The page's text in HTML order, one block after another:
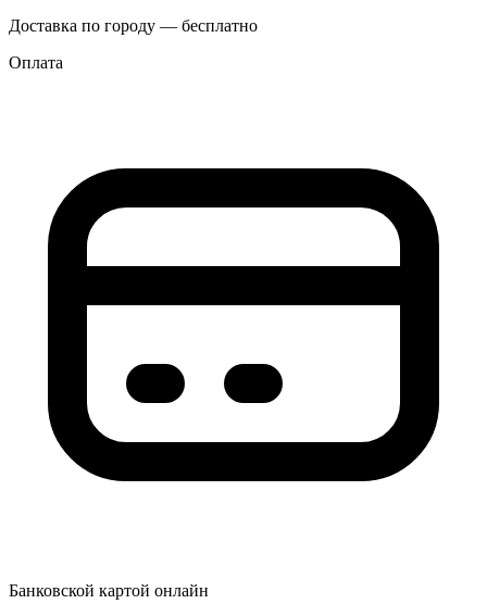
Доставка по городу — бесплатно
Оплата
Банковской картой онлайн